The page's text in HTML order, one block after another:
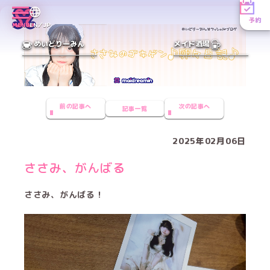
MENUEN／JP
予約
めいどりーみん メイド酒場
前の記事へ 記事一覧 次の記事へ
2025年02月06日
ささみ、がんばる
ささみ、がんばる！